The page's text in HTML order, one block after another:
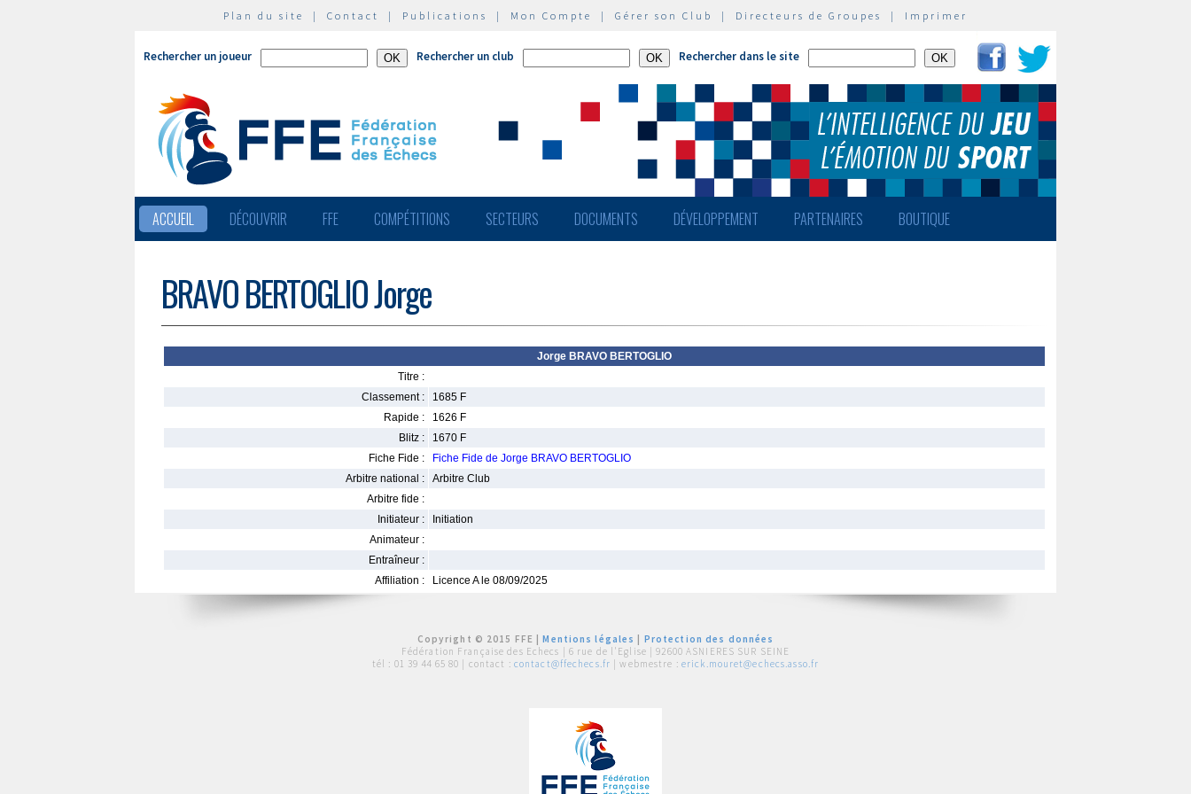
Plan du site | Contact | Publications | Mon Compte | Gérer son Club | Directeurs de Groupes | Imprimer
Rechercher un joueur Rechercher un club Rechercher dans le site
ACCUEIL DÉCOUVRIR FFE COMPÉTITIONS SECTEURS DOCUMENTS DÉVELOPPEMENT PARTENAIRES BOUTIQUE
BRAVO BERTOGLIO Jorge
Jorge BRAVO BERTOGLIO
Titre :
Classement :
1685 F
Rapide :
1626 F
Blitz :
1670 F
Fiche Fide :
Fiche Fide de Jorge BRAVO BERTOGLIO
Arbitre national :
Arbitre Club
Arbitre fide :
Initiateur :
Initiation
Animateur :
Entraîneur :
Affiliation :
Licence A le 08/09/2025
Copyright © 2015 FFE |Mentions légales
Protection des données
Fédération Française des Echecs | 6 rue de l'Eglise | 92600 ASNIERES SUR SEINE
tél : 01 39 44 65 80 | contact : contact@ffechecs.fr | webmestre : erick.mouret@echecs.asso.fr